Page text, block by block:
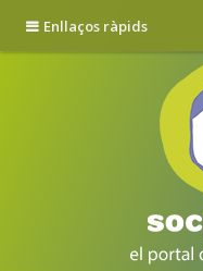
Enllaços ràpids